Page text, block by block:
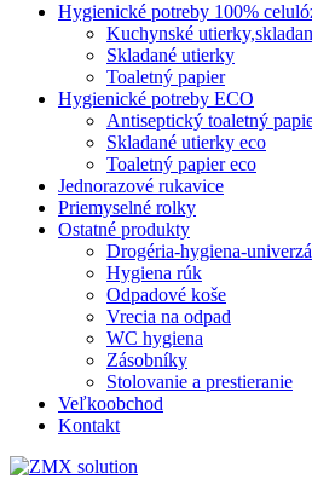
Hygienické potreby 100%
Kuchynské
Skladané utierky
Toaletný papier
Hygienické potreby ECO
Antiseptický toaletný
Skladané utierky eco
Toaletný papier eco
Jednorazové rukavice
Priemyselné rolky
Ostatné produkty
Drogéria-hygiena-
Hygiena rúk
Odpadové koše
Vrecia na odpad
WC hygiena
Zásobníky
Stolovanie a prestieranie
Veľkoobchod
Kontakt